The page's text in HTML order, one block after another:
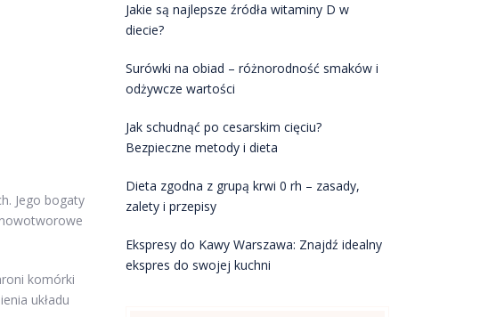
Jego bogaty
komórki
układu
Jakie są najlepsze źródła witaminy D w
diecie?
Surówki na obiad – różnorodność smaków i
odżywcze wartości
Jak schudnąć po cesarskim cięciu?
Bezpieczne metody i dieta
Dieta zgodna z grupą krwi 0 rh – zasady,
zalety i przepisy
Ekspresy do Kawy Warszawa: Znajdź idealny
ekspres do swojej kuchni